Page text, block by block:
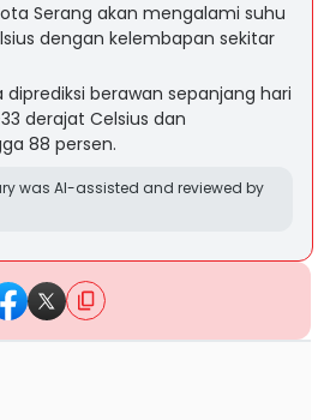
Serang akan mengalami suhu
dengan kelembapan sekitar
diprediksi berawan sepanjang hari
derajat Celsius dan
88 persen.
was AI-assisted and reviewed by